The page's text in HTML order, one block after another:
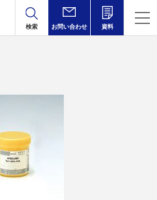
検索 お問い合わせ 資料